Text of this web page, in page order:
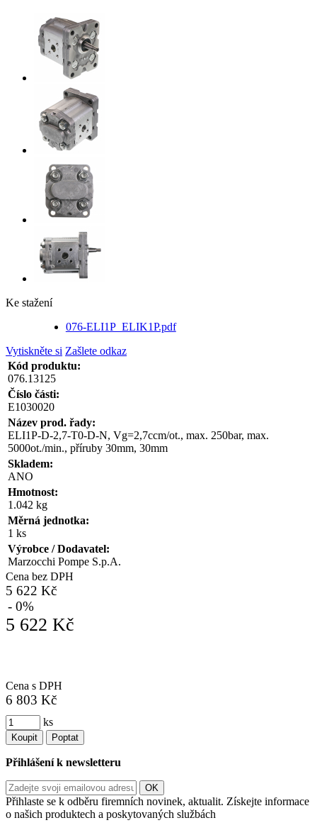
Ke stažení
076-ELI1P_ELIK1P.pdf
Vytiskněte si Zašlete odkaz
Kód produktu:
076.13125
Číslo části:
E1030020
Název prod. řady:
ELI1P-D-2,7-T0-D-N, Vg=2,7ccm/ot., max. 250bar, max.
5000ot./min., příruby 30mm, 30mm
Skladem:
ANO
Hmotnost:
1.042 kg
Měrná jednotka:
1 ks
Výrobce / Dodavatel:
Marzocchi Pompe S.p.A.
Cena bez DPH
5 622 Kč
- 0%
5 622 Kč
Cena s DPH
6 803 Kč
ks
Koupit Poptat
Přihlášení k newsletteru
Přihlaste se k odběru firemních novinek, aktualit. Získejte informace
o našich produktech a poskytovaných službách